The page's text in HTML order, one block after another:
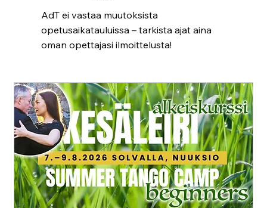
AdT ei vastaa muutoksista
opetusaikatauluissa – tarkista ajat aina
oman opettajasi ilmoittelusta!